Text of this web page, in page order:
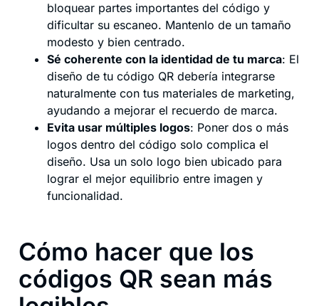
bloquear partes importantes del código y
dificultar su escaneo. Mantenlo de un tamaño
modesto y bien centrado.
Sé coherente con la identidad de tu marca: El
diseño de tu código QR debería integrarse
naturalmente con tus materiales de marketing,
ayudando a mejorar el recuerdo de marca.
Evita usar múltiples logos: Poner dos o más
logos dentro del código solo complica el
diseño. Usa un solo logo bien ubicado para
lograr el mejor equilibrio entre imagen y
funcionalidad.
Cómo hacer que los
códigos QR sean más